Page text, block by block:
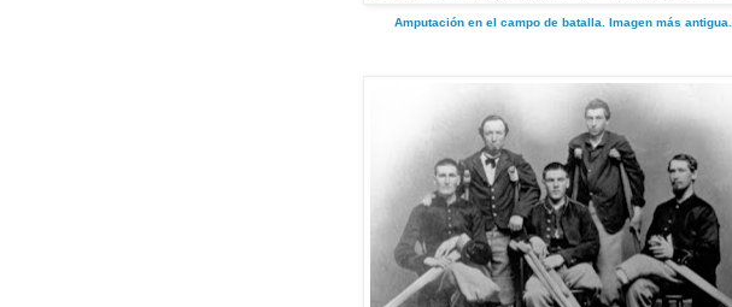
Amputación en el campo de batalla. Imagen más antigua.